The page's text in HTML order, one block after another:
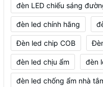
đèn LED chiếu sáng
đèn led chính hãng
Đèn led chip COB
đèn led chịu ẩm đèn
đèn led chống ẩm nhà